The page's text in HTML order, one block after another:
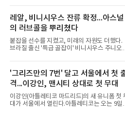
독을 1순위 후보로 정하고 검증한 과정, 이사회
의 최종 승인 경위를 살
다고 밝혔다. 한 번에 다섯 명과 계약한 것은 구
단 역사상 처음으로, 3학년 김강준·신지섭·이서
현·정현웅과 2학년 정하원이 대상이다.오산고의
성적이 배경이 됐다. 올 시즌 백운기 전국 고등학
교 축구대회와 코리아풋볼파크 U-18 챔피언스
컵, K리그 U-17 챔피언십을 잇달아 제패했다.시
기도 맞물렸다. 서울은 9월 시작하는 아시아축
무대 경험을 주려 했다.면면도 다양하다. 측면
격수 정현웅은 돌파력이
레알, 비니시우스 잔류 확정...아스널
의 러브콜을 뿌리쳤다
붙잡을 선수를 지켰고, 미래의 자원도 더했다.
브라질 출신 '특급 골잡이' 비니시우스 주니오
이어간다.스페인 프로축구 프리메라리가 '거
레알 마드리드는 7일(한국시간) 비니시우스와
2032년 6월 30일까지 유효한 6년 연장 계약에
합의했다고 공식 발표했다. 비니시우스는 재계
약 확정 후 사회관계망서비스(SNS)에 베르나
우에서의 8년은 너무 짧다며, 앞으로 6년, 그리
고 영원히 함께하겠다고 애정을 드러냈다.성사
'그리즈만의 7번' 달고 서울에서 첫
격...이강인, 맨시티 상대로 첫 무대
이강인(아틀레티코 마드리드)의 새 유니폼 첫
대가 서울에서 열린다.아틀레티코는 오는 9일